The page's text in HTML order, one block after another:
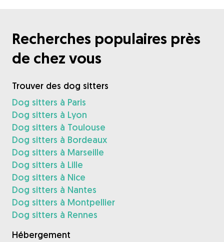
Recherches populaires près
de chez vous
Trouver des dog sitters
Dog sitters à Paris
Dog sitters à Lyon
Dog sitters à Toulouse
Dog sitters à Bordeaux
Dog sitters à Marseille
Dog sitters à Lille
Dog sitters à Nice
Dog sitters à Nantes
Dog sitters à Montpellier
Dog sitters à Rennes
Hébergement